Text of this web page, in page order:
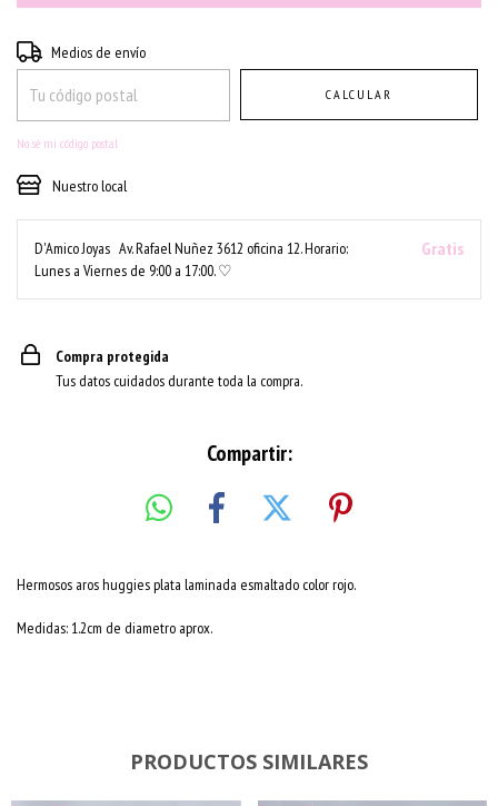
Entregas para el CP:
Medios de envío
CALCULAR
No sé mi código postal
Nuestro local
D'Amico Joyas Av. Rafael Nuñez 3612 oficina 12. Horario:
Lunes a Viernes de 9:00 a 17:00. ♡
Gratis
Compra protegida
Tus datos cuidados durante toda la compra.
Compartir:
Hermosos aros huggies plata laminada esmaltado color rojo.
Medidas: 1.2cm de diametro aprox.
PRODUCTOS SIMILARES